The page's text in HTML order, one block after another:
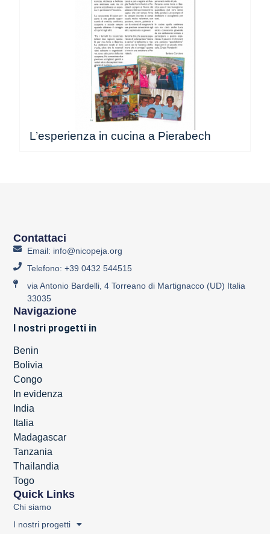
L’esperienza in cucina a Pierabech
Contattaci
Email: info@nicopeja.org
Telefono: +39 0432 544515
via Antonio Bardelli, 4 Torreano di Martignacco (UD) Italia
33035
Navigazione
I nostri progetti in
Benin
Bolivia
Congo
In evidenza
India
Italia
Madagascar
Tanzania
Thailandia
Togo
Quick Links
Chi siamo
I nostri progetti